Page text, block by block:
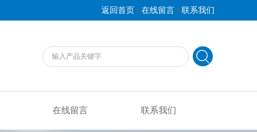
返回首页 | 在线留言 | 联系我们
在线留言 联系我们